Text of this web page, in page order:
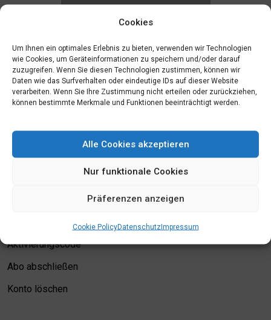
Cookies
Um Ihnen ein optimales Erlebnis zu bieten, verwenden wir Technologien
wie Cookies, um Geräteinformationen zu speichern und/oder darauf
zuzugreifen. Wenn Sie diesen Technologien zustimmen, können wir
Daten wie das Surfverhalten oder eindeutige IDs auf dieser Website
verarbeiten. Wenn Sie Ihre Zustimmung nicht erteilen oder zurückziehen,
können bestimmte Merkmale und Funktionen beeinträchtigt werden.
Alle Cookies akzeptieren
Nur funktionale Cookies
Präferenzen anzeigen
Cookie PolicyDatenschutzImpressum
Login
Bewertungskriterien
Aktivierungscode
Abo abschließen
Konto löschen